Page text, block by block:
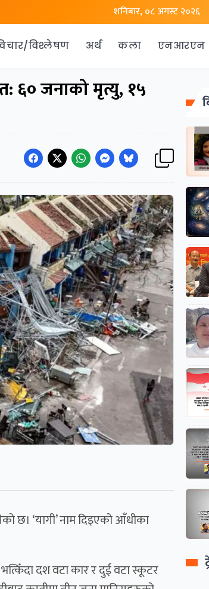
शनिबार, ०८ अगस्ट २०२६
विश्लेषण अर्थ कला एनआरएन
६० जनाको मृत्यु, १५
छ। ‘यागी’ नाम दिइएको आँधीका
दश वटा कार र दुई वटा स्कूटर